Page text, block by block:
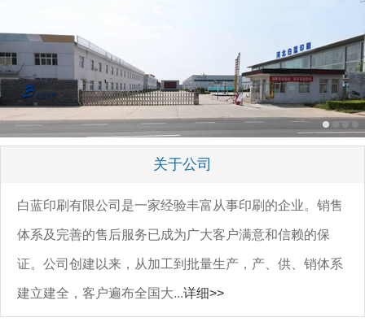
关于公司
白蓝印刷有限公司是一家经验丰富从事印刷的企业。销售
体系及完善的售后服务已成为广大客户满意和信赖的保
证。公司创建以来，从加工到批量生产，产、供、销体系
建立建全，客户遍布全国大...详细>>